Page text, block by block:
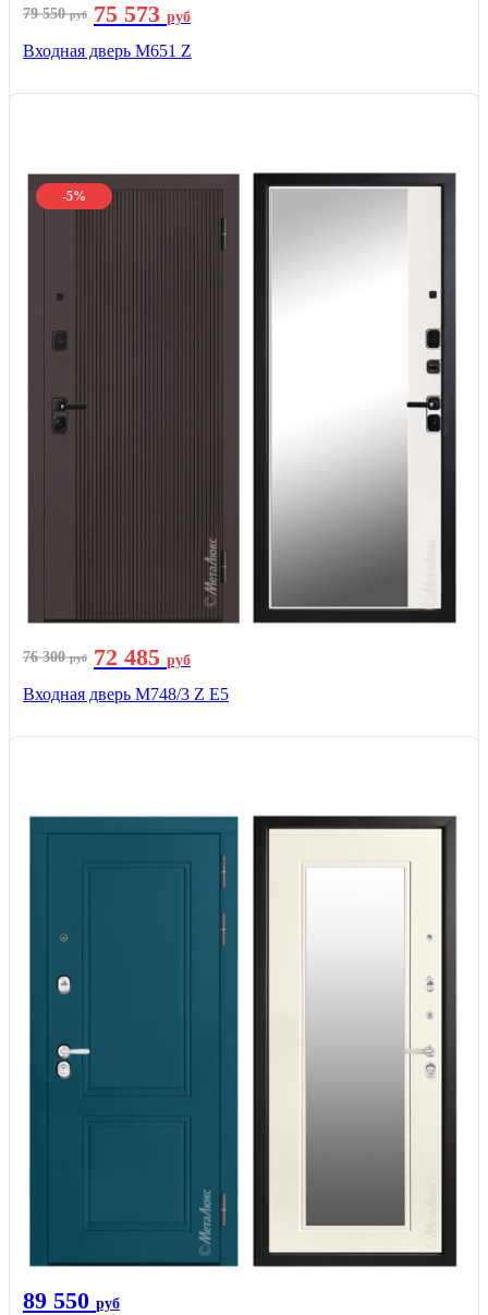
79 550руб 75 573 руб
Входная дверь М651 Z
-5%
76 300руб 72 485 руб
Входная дверь М748/3 Z Е5
89 550 руб